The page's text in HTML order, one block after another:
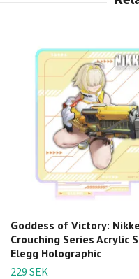
Goddess of Victory: Nikke
Crouching Series Acrylic
Elegg Holographic
229 SEK